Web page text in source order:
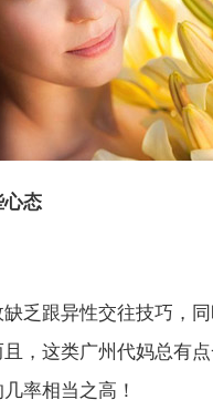
心态
乏跟异性交往技巧，
，这类广州代妈总有
率相当之高！